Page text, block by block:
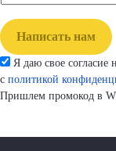
Написать нам
Я даю свое согласие
с политикой
Пришлем промокод в